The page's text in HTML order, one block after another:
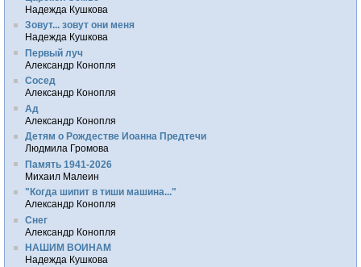
Надежда Кушкова
Зовут... зовут они меня
Надежда Кушкова
Первый луч
Александр Конопля
Сосед
Александр Конопля
Ад
Александр Конопля
Детям о Рождестве Иоанна Предтечи
Людмила Громова
Память 1941-2026
Михаил Малеин
"Когда шипит в тиши машина..."
Александр Конопля
Снег
Александр Конопля
НАШИМ ВОИНАМ
Надежда Кушкова